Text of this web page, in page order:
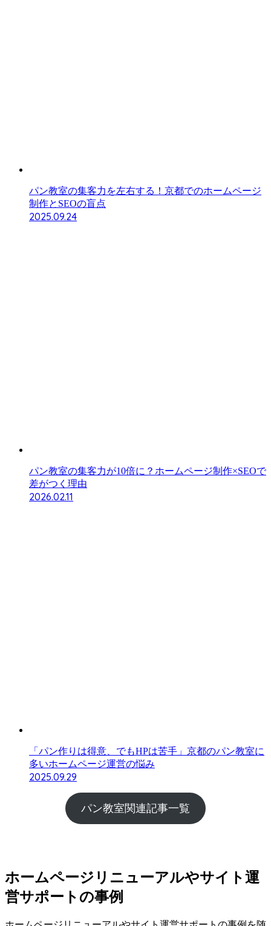
パン教室の集客力を左右する！京都でのホームページ
制作とSEOの盲点
2025.09.24
パン教室の集客力が10倍に？ホームページ制作×SEOで
差がつく理由
2026.02.11
「パン作りは得意、でもHPは苦手」京都のパン教室に
多いホームページ運営の悩み
2025.09.29
パン教室関連記事一覧
ホームページリニューアルやサイト運
営サポートの事例